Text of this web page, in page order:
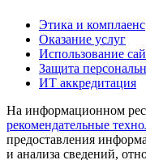
Этика и комплаенс
Оказание услуг
Использование
Защита
ИТ аккредитация
На информационном
рекомендательные
предоставления
и анализа сведений,